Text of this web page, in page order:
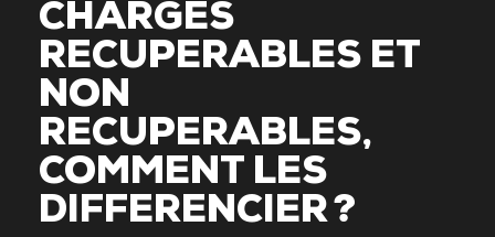
CHARGES
RECUPERABLES ET
NON
RECUPERABLES,
COMMENT LES
DIFFERENCIER ?